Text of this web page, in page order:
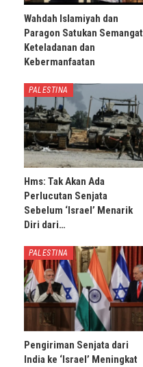
Wahdah Islamiyah dan
Paragon Satukan Semangat
Keteladanan dan
Kebermanfaatan
PALESTINA
Hms: Tak Akan Ada
Perlucutan Senjata
Sebelum ‘Israel’ Menarik
Diri dari…
PALESTINA
Pengiriman Senjata dari
India ke ‘Israel’ Meningkat